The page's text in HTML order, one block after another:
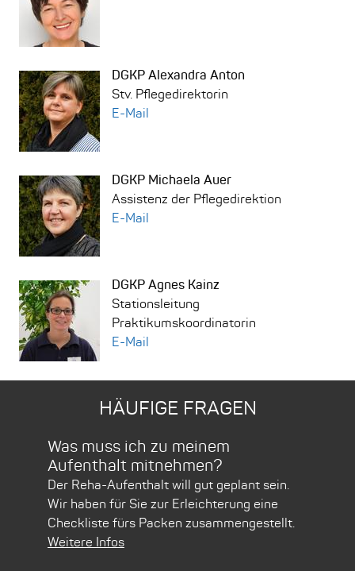
DGKP Alexandra Anton
Stv. Pflegedirektorin
E-Mail
DGKP Michaela Auer
Assistenz der Pflegedirektion
E-Mail
DGKP Agnes Kainz
Stationsleitung
Praktikumskoordinatorin
E-Mail
HÄUFIGE FRAGEN
Was muss ich zu meinem
Aufenthalt mitnehmen?
Der Reha-Aufenthalt will gut geplant sein.
Wir haben für Sie zur Erleichterung eine
Checkliste fürs Packen zusammengestellt.
Weitere Infos